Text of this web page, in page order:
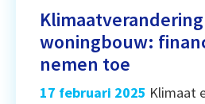
woningbouw:
nemen toe
17 februari 2025 Klimaat